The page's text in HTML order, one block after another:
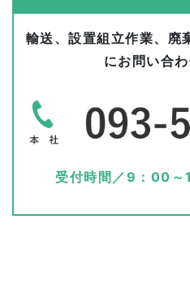
輸送、設置組立作業、廃
にお問い合
受付時間／9：00～